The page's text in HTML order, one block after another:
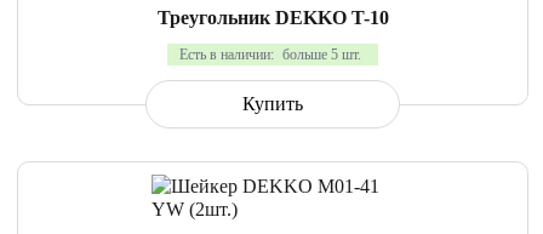
Треугольник DEKKO T-10
Есть в наличии: больше 5 шт.
Купить